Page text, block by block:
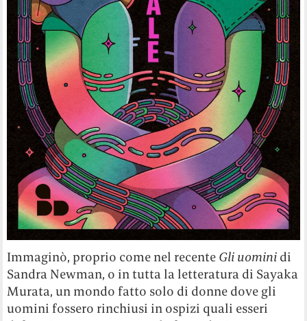
Immaginò, proprio come nel recenteGli uominidi
Sandra Newman, o in tutta la letteratura di Sayaka
Murata, un mondo fatto solo di donne dove gli
uomini fossero rinchiusi in ospizi quali esseri
deformi e contro natura, e la fecondazione
avvenisse solo per via artificiale. Mise a nudo –
come oggi Mieko Kawakami – l’assurdità della
famiglia tradizionale, trapiantando due genitori e
due figli in un pianeta del futuro senza alcun
riferimento socioculturale, dove i quattro
individui alienati e privi di ogni slancio spontaneo
mimano artificiosamente vecchi ruoli di genere e
ruoli familiari a partire da vecchi libri e vecchi
film (gli adolescenti sbattono la porta della